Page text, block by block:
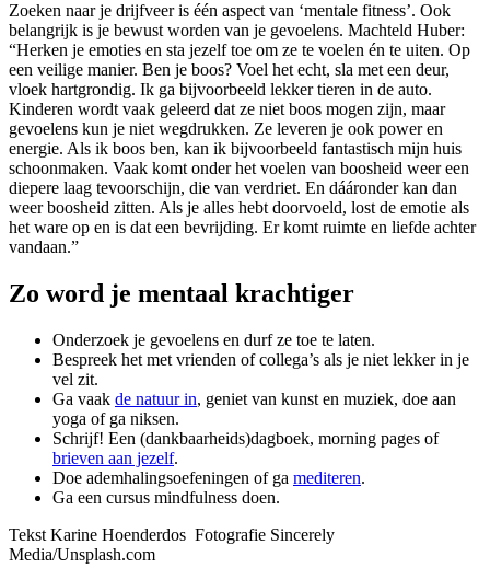
Zoeken naar je drijfveer is één aspect van ‘mentale fitness’. Ook
belangrijk is je bewust worden van je gevoelens. Machteld Huber:
“Herken je emoties en sta jezelf toe om ze te voelen én te uiten. Op
een veilige manier. Ben je boos? Voel het echt, sla met een deur,
vloek hartgrondig. Ik ga bijvoorbeeld lekker tieren in de auto.
Kinderen wordt vaak geleerd dat ze niet boos mogen zijn, maar
gevoelens kun je niet wegdrukken. Ze leveren je ook power en
energie. Als ik boos ben, kan ik bijvoorbeeld fantastisch mijn huis
schoonmaken. Vaak komt onder het voelen van boosheid weer een
diepere laag tevoorschijn, die van verdriet. En dááronder kan dan
weer boosheid zitten. Als je alles hebt doorvoeld, lost de emotie als
het ware op en is dat een bevrijding. Er komt ruimte en liefde achter
vandaan.”
Zo word je mentaal krachtiger
Onderzoek je gevoelens en durf ze toe te laten.
Bespreek het met vrienden of collega’s als je niet lekker in je
vel zit.
Ga vaak de natuur in, geniet van kunst en muziek, doe aan
yoga of ga niksen.
Schrijf! Een (dankbaarheids)dagboek, morning pages of
brieven aan jezelf.
Doe ademhalingsoefeningen of ga mediteren.
Ga een cursus mindfulness doen.
Tekst Karine Hoenderdos Fotografie Sincerely
Media/Unsplash.com